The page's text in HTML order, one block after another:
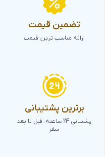
تضمین قیمت
ارائه مناسب ترین قیمت
برترین پشتیبانی
پشیبانی 24 ساعته، قبل تا بعد
سفر